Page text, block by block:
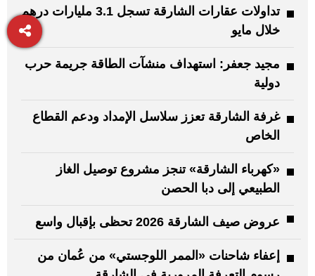
تداولات عقارات الشارقة تسجل 3.1 مليارات درهم
خلال مايو
مجيد جعفر: استهداف منشآت الطاقة جريمة حرب
دولية
غرفة الشارقة تعزز سلاسل الإمداد ودعم القطاع
الخاص
«كهرباء الشارقة» تنجز مشروع توصيل الغاز
الطبيعي إلى دبا الحصن
عروض صيف الشارقة 2026 تحظى بإقبال واسع
إعفاء شاحنات «الممر اللوجستي» من عُمان من